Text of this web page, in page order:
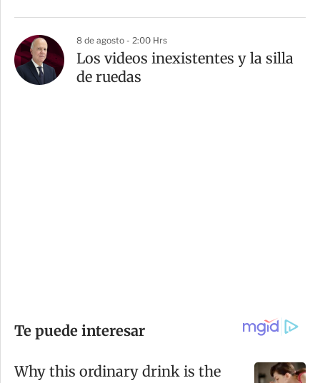
8 de agosto - 2:00 Hrs
Los videos inexistentes y la silla
de ruedas